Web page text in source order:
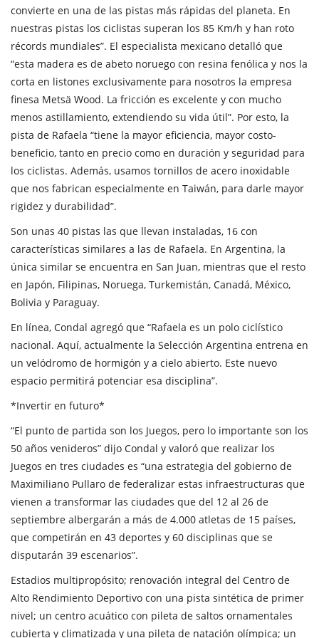
convierte en una de las pistas más rápidas del planeta. En
nuestras pistas los ciclistas superan los 85 Km/h y han roto
récords mundiales”. El especialista mexicano detalló que
“esta madera es de abeto noruego con resina fenólica y nos la
corta en listones exclusivamente para nosotros la empresa
finesa Metsä Wood. La fricción es excelente y con mucho
menos astillamiento, extendiendo su vida útil”. Por esto, la
pista de Rafaela “tiene la mayor eficiencia, mayor costo-
beneficio, tanto en precio como en duración y seguridad para
los ciclistas. Además, usamos tornillos de acero inoxidable
que nos fabrican especialmente en Taiwán, para darle mayor
rigidez y durabilidad”.
Son unas 40 pistas las que llevan instaladas, 16 con
características similares a las de Rafaela. En Argentina, la
única similar se encuentra en San Juan, mientras que el resto
en Japón, Filipinas, Noruega, Turkemistán, Canadá, México,
Bolivia y Paraguay.
En línea, Condal agregó que “Rafaela es un polo ciclístico
nacional. Aquí, actualmente la Selección Argentina entrena en
un velódromo de hormigón y a cielo abierto. Este nuevo
espacio permitirá potenciar esa disciplina”.
*Invertir en futuro*
“El punto de partida son los Juegos, pero lo importante son los
50 años venideros” dijo Condal y valoró que realizar los
Juegos en tres ciudades es “una estrategia del gobierno de
Maximiliano Pullaro de federalizar estas infraestructuras que
vienen a transformar las ciudades que del 12 al 26 de
septiembre albergarán a más de 4.000 atletas de 15 países,
que competirán en 43 deportes y 60 disciplinas que se
disputarán 39 escenarios”.
Estadios multipropósito; renovación integral del Centro de
Alto Rendimiento Deportivo con una pista sintética de primer
nivel; un centro acuático con pileta de saltos ornamentales
cubierta y climatizada y una pileta de natación olímpica; un